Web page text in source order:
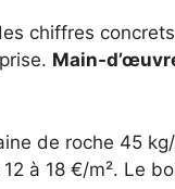
chiffres
Main-
de roche 45
à 18 €/m². Le